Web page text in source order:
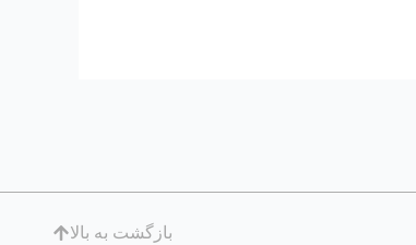
بازگشت به بالا